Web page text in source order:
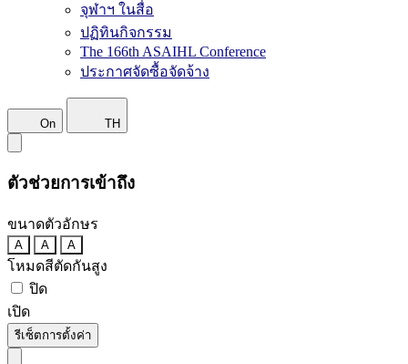
จุฬาฯ ในสื่อ
ปฏิทินกิจกรรม
The 166th ASAIHL Conference
ประกาศจัดซื้อจัดจ้าง
On TH
ตัวช่วยการเข้าถึง
ขนาดตัวอักษร
A A A
โหมดสีตัดกันสูง
ปิด
เปิด
รีเซ็ตการตั้งค่า